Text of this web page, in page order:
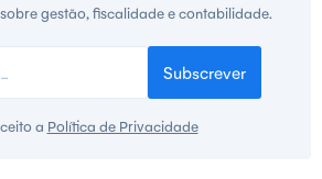
gestão, fiscalidade e contabilidade.
Subscrever
a Política de Privacidade